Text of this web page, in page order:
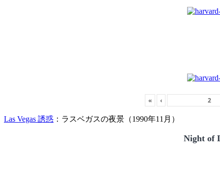
« ‹
Las Vegas 誘惑 ：ラスベガスの夜景（1990年11月）
Night of